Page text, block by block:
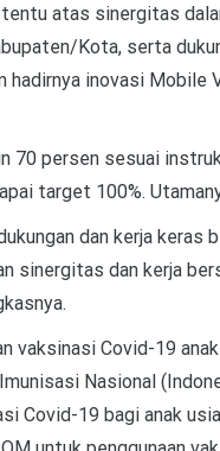
atas sinergitas
Kota, serta
hadirnya inovasi
70 persen sesuai
target 100%.
dan kerja
sinergitas dan kerja
vaksinasi Covid-19
Nasional
Covid-19 bagi anak